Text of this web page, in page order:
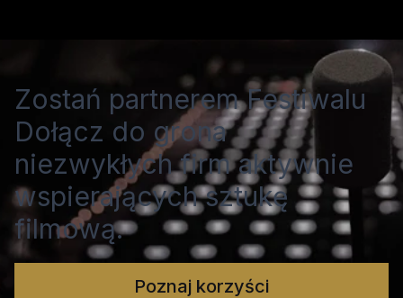
Zostań partnerem Festiwalu
Dołącz do grona
niezwykłych firm aktywnie
wspierających sztukę
filmową.
Poznaj korzyści